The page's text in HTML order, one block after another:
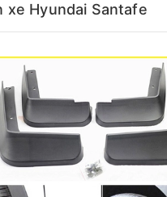
xe Hyundai Santafe